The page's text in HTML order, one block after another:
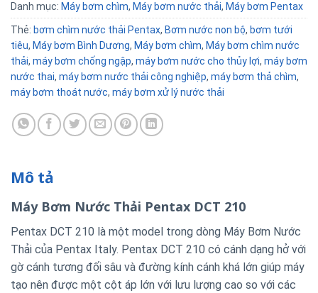
Danh mục: Máy bơm chìm, Máy bơm nước thải, Máy bơm Pentax
Thẻ: bơm chìm nước thải Pentax, Bơm nước non bộ, bơm tưới
tiêu, Máy bơm Bình Dương, Máy bơm chìm, Máy bơm chìm nước
thải, máy bơm chống ngập, máy bơm nước cho thủy lợi, máy bơm
nước thai, máy bơm nước thải công nghiệp, máy bơm thả chìm,
máy bơm thoát nước, máy bơm xử lý nước thải
Mô tả
Máy Bơm Nước Thải Pentax DCT 210
Pentax DCT 210 là một model trong dòng Máy Bơm Nước
Thải của Pentax Italy. Pentax DCT 210 có cánh dạng hở với
gờ cánh tương đối sâu và đường kính cánh khá lớn giúp máy
tạo nên được một cột áp lớn với lưu lượng cao so với các